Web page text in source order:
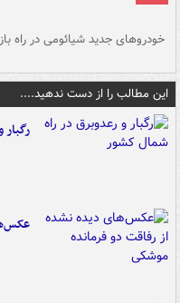
خودروهای جدید شیائومی در راه
این مطالب را از دست ندهید....